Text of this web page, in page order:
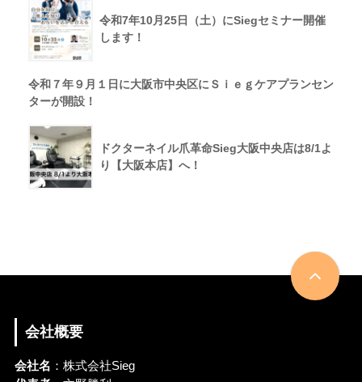
令和7年10月25日（土）にSiegセミナー開催
します！
令和７年９月１日に大阪市中央区にＳｉｅｇケアプランセン
ターが開設！
ドクターネイル爪革命Sieg大阪中央店は8/1よ
り【大阪本店】へ！
会社概要
会社名 ：株式会社Sieg